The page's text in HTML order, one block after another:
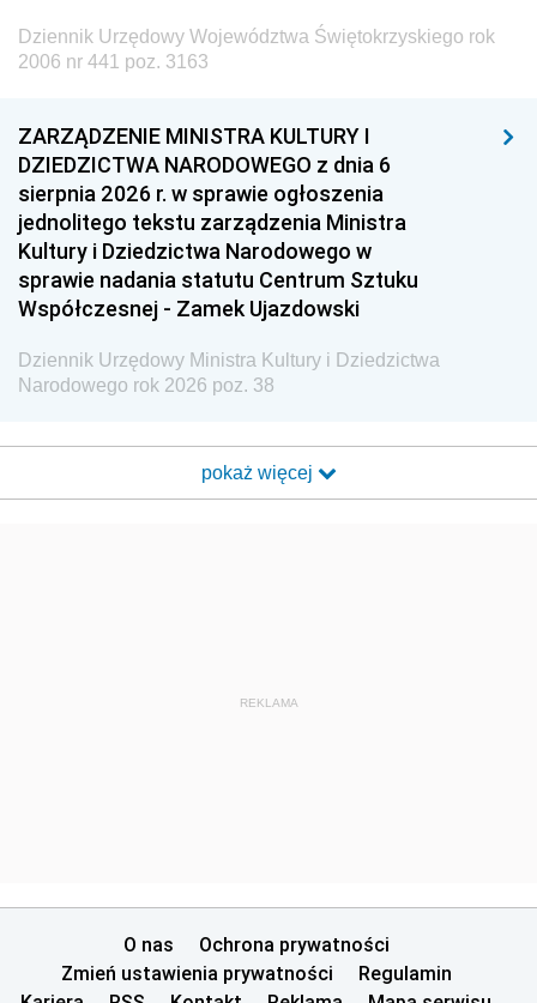
Dziennik Urzędowy Województwa Świętokrzyskiego rok
2006 nr 441 poz. 3163
ZARZĄDZENIE MINISTRA KULTURY I
DZIEDZICTWA NARODOWEGO z dnia 6
sierpnia 2026 r. w sprawie ogłoszenia
jednolitego tekstu zarządzenia Ministra
Kultury i Dziedzictwa Narodowego w
sprawie nadania statutu Centrum Sztuku
Współczesnej - Zamek Ujazdowski
Dziennik Urzędowy Ministra Kultury i Dziedzictwa
Narodowego rok 2026 poz. 38
pokaż więcej
REKLAMA
O nas
Ochrona prywatności
Zmień ustawienia prywatności
Regulamin